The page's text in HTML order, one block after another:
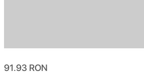
91.93 RON